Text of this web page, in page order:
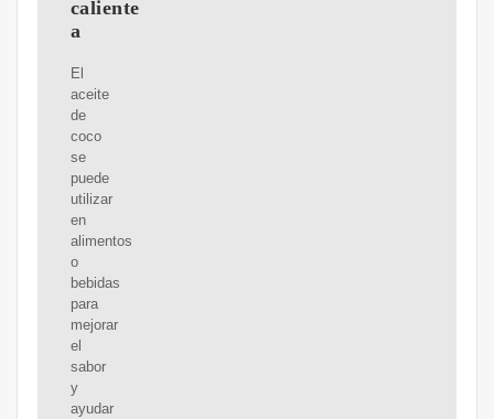
caliente
a
El
aceite
de
coco
se
puede
utilizar
en
alimentos
o
bebidas
para
mejorar
el
sabor
y
ayudar